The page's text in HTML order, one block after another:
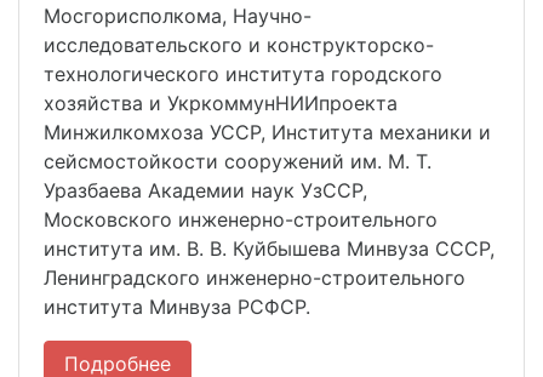
Мосгорисполкома, Научно-
исследовательского и конструкторско-
технологического института городского
хозяйства и УкркоммунНИИпроекта
Минжилкомхоза УССР, Института механики и
сейсмостойкости сооружений им. М. Т.
Уразбаева Академии наук УзССР,
Московского инженерно-строительного
института им. В. В. Куйбышева Минвуза СССР,
Ленинградского инженерно-строительного
института Минвуза РСФСР.
Подробнее